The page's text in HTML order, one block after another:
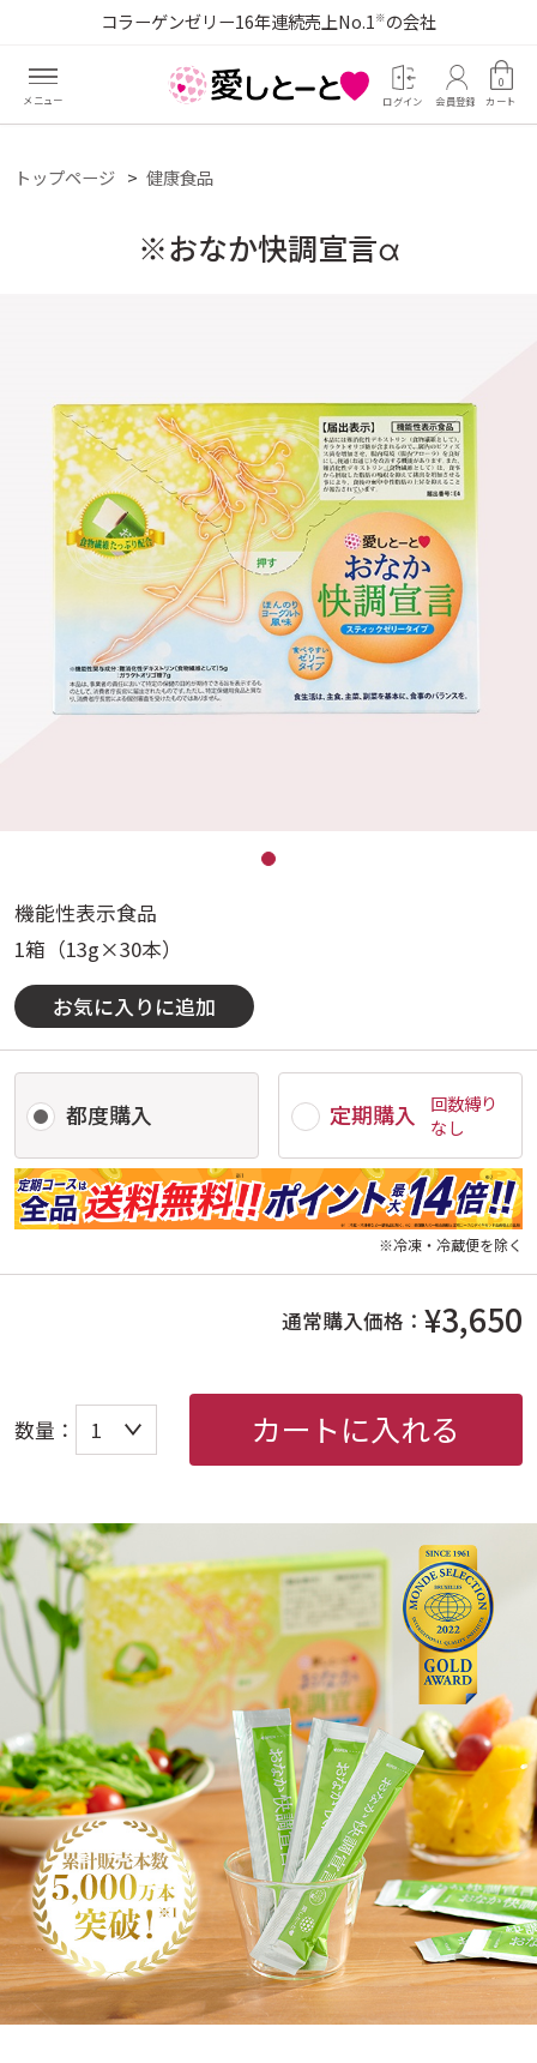
コラーゲンゼリー16年連続売上No.1 ※の会社
ログイン 会員登録 カート
0
トップページ 健康食品
※おなか快調宣言α
機能性表示食品
1箱（13g×30本）
お気に入りに追加
都度購入 定期購入
回数縛り
なし
※冷凍・冷蔵便を除く
通常購入価格：¥3,650
数量： カートに入れる